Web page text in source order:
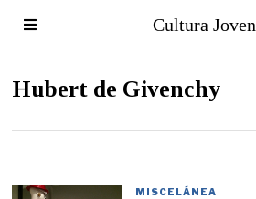
Cultura Joven
Hubert de Givenchy
MISCELÁNEA